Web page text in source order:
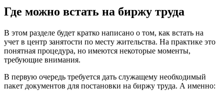
Где можно встать на биржу труда
В этом разделе будет кратко написано о том, как встать на
учет в центр занятости по месту жительства. На практике это
понятная процедура, но имеются некоторые моменты,
требующие внимания.
В первую очередь требуется дать служащему необходимый
пакет документов для постановки на биржу труда. А именно: